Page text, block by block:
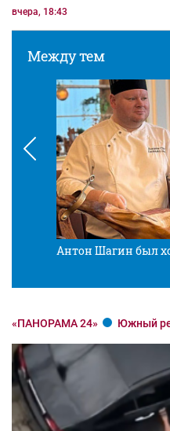
вчера, 18:43
Между тем
Антон Шагин был
«ПАНОРАМА 24» Южный